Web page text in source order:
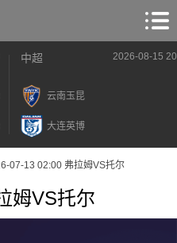
中超 2026-08-15
云南玉昆
大连英博
07-13 02:00 弗拉姆VS托尔
姆VS托尔